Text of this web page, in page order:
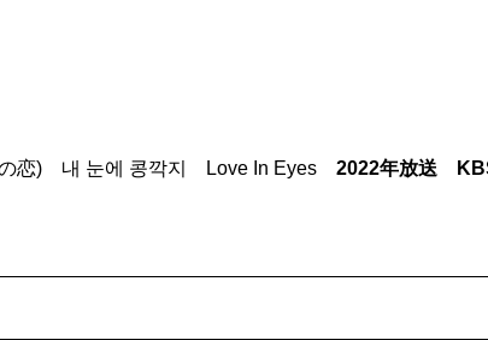
の恋) 내 눈에 콩깍지 Love In Eyes 2022年放送